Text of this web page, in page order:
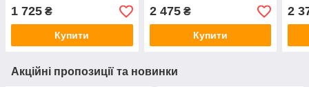
1 725 ₴
Купити
2 475₴
Купити
2
Акційні пропозиції та новинки